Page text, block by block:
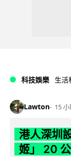
科技娛樂 生活
Lawton 15
港人深圳
姬」 20